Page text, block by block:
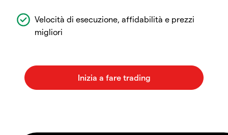
Velocità di esecuzione, affidabilità e prezzi
migliori